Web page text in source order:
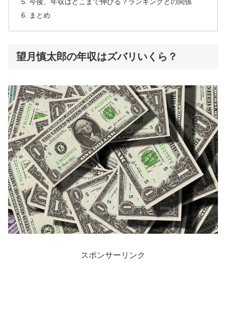
まとめ
望月慎太郎の年収はズバリいくら？
スポンサーリンク